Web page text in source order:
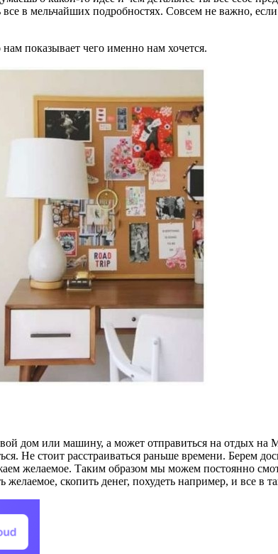
в мельчайших подробностях. Совсем не важно, если
показывает чего именно нам хочется.
дом или машину, а может отправиться на отдых на
Не стоит расстраиваться раньше времени. Берем
желаемое. Таким образом мы можем постоянно
скопить денег, похудеть например, и все в